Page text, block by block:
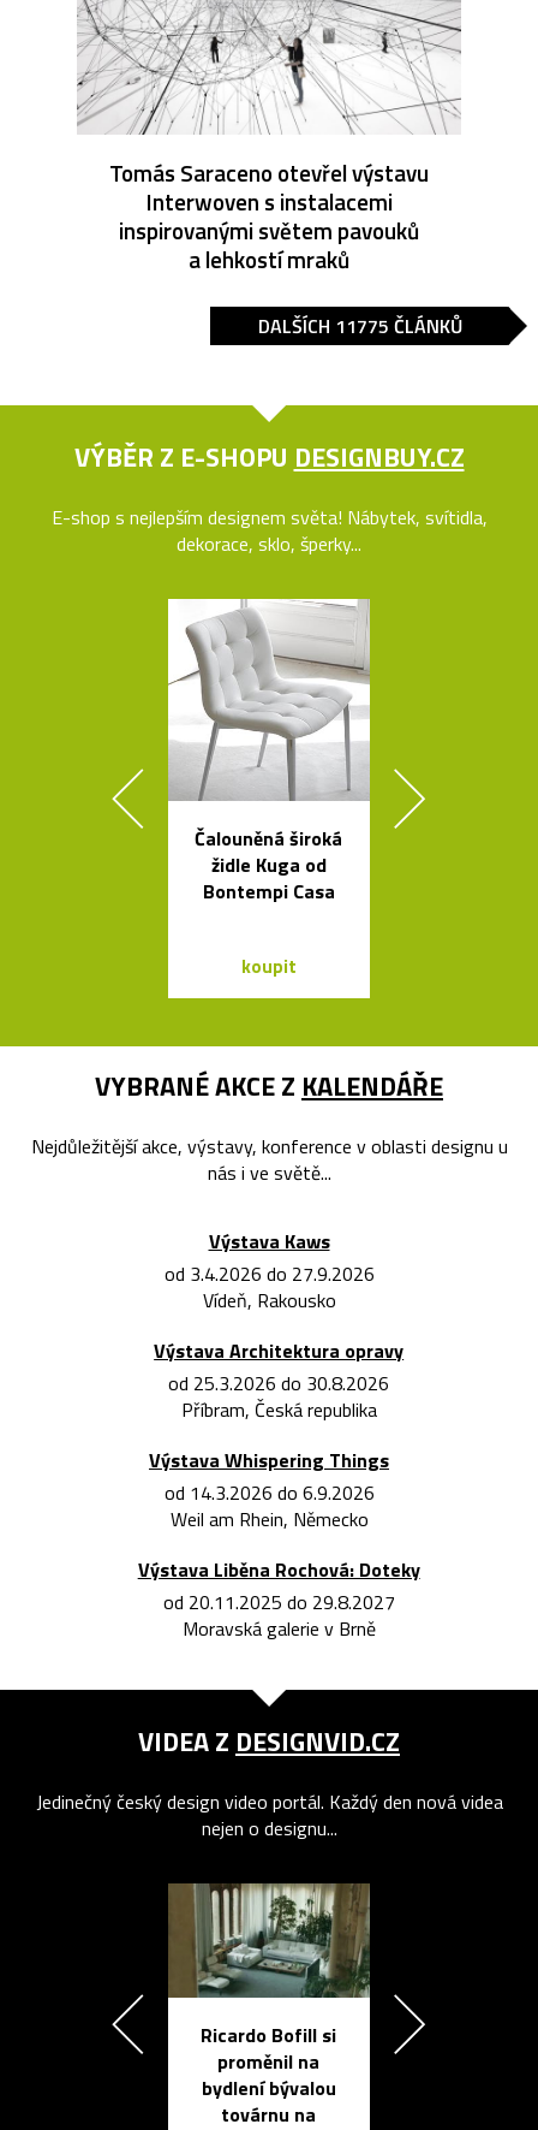
Tomás Saraceno otevřel výstavu
Interwoven s instalacemi
inspirovanými světem pavouků
a lehkostí mraků
DALŠÍCH 11775 ČLÁNKŮ
VÝBĚR Z E-SHOPU DESIGNBUY.CZ
E-shop s nejlepším designem světa! Nábytek, svítidla,
dekorace, sklo, šperky...
Čalouněná široká
židle Kuga od
Bontempi Casa
koupit
VYBRANÉ AKCE Z KALENDÁŘE
Nejdůležitější akce, výstavy, konference v oblasti designu u
nás i ve světě...
Výstava Kaws
od 3.4.2026 do 27.9.2026
Vídeň, Rakousko
Výstava Architektura opravy
od 25.3.2026 do 30.8.2026
Příbram, Česká republika
Výstava Whispering Things
od 14.3.2026 do 6.9.2026
Weil am Rhein, Německo
Výstava Liběna Rochová: Doteky
od 20.11.2025 do 29.8.2027
Moravská galerie v Brně
VIDEA Z DESIGNVID.CZ
Jedinečný český design video portál. Každý den nová videa
nejen o designu...
Ricardo Bofill si
proměnil na
bydlení bývalou
továrnu na